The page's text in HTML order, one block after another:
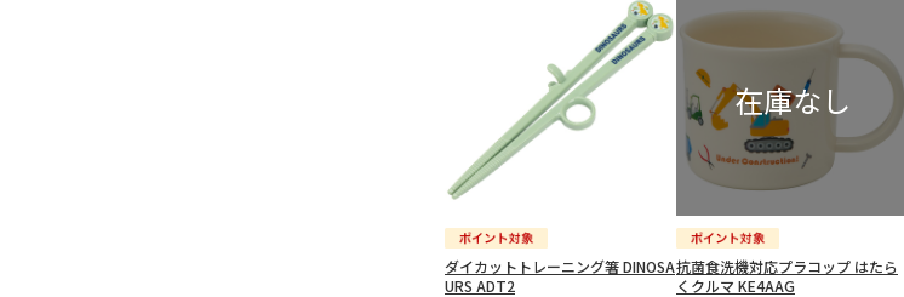
ダイカットトレーニング箸 DINOSA
URS ADT2
抗菌食洗機対応プラコップ はたら
くクルマ KE4AAG